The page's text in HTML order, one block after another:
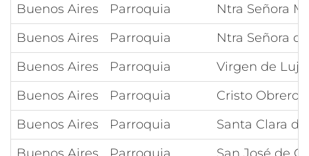
Buenos Aires
Parroquia
Ntra Señora
Buenos Aires
Parroquia
Ntra Señora
Buenos Aires
Parroquia
Virgen de
Buenos Aires
Parroquia
Cristo Obrero
Buenos Aires
Parroquia
Santa Clara